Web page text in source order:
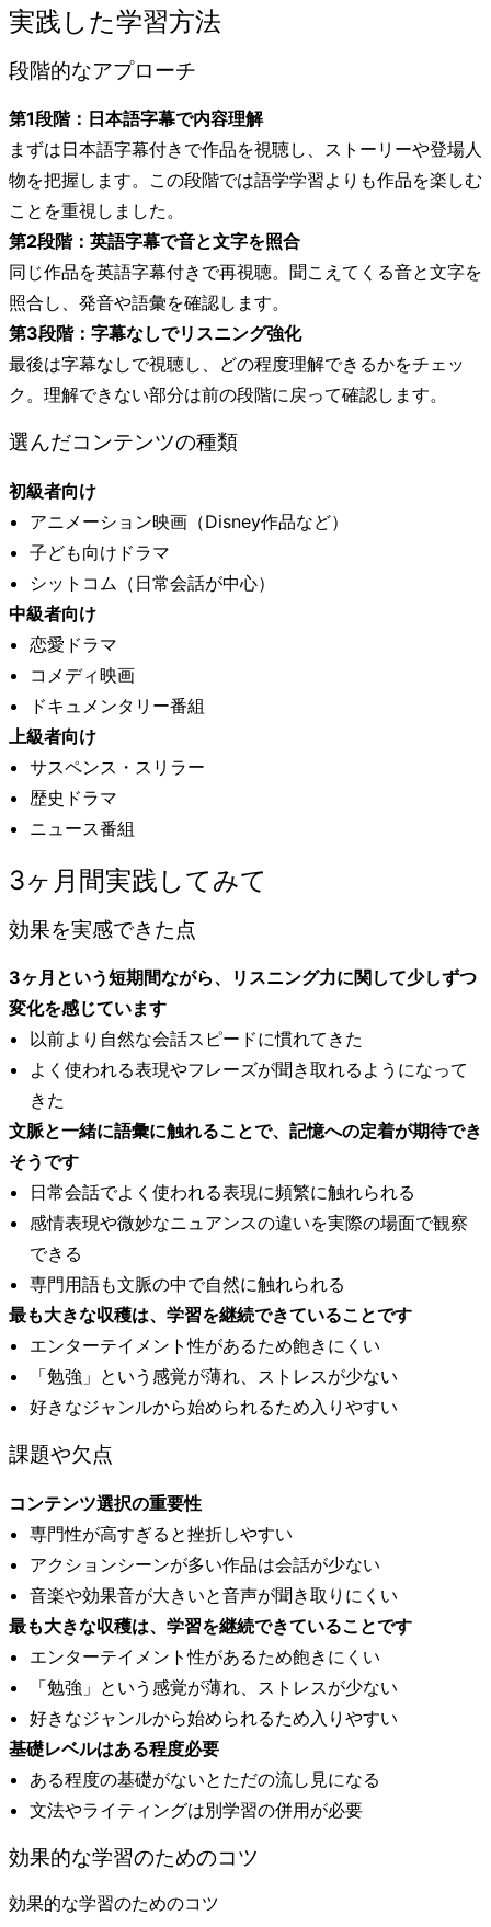
実践した学習方法
段階的なアプローチ
第1段階：日本語字幕で内容理解
まずは日本語字幕付きで作品を視聴し、ストーリーや登場人
物を把握します。この段階では語学学習よりも作品を楽しむ
ことを重視しました。
第2段階：英語字幕で音と文字を照合
同じ作品を英語字幕付きで再視聴。聞こえてくる音と文字を
照合し、発音や語彙を確認します。
第3段階：字幕なしでリスニング強化
最後は字幕なしで視聴し、どの程度理解できるかをチェッ
ク。理解できない部分は前の段階に戻って確認します。
選んだコンテンツの種類
初級者向け
アニメーション映画（Disney作品など）
子ども向けドラマ
シットコム（日常会話が中心）
中級者向け
恋愛ドラマ
コメディ映画
ドキュメンタリー番組
上級者向け
サスペンス・スリラー
歴史ドラマ
ニュース番組
3ヶ月間実践してみて
効果を実感できた点
3ヶ月という短期間ながら、リスニング力に関して少しずつ
変化を感じています
以前より自然な会話スピードに慣れてきた
よく使われる表現やフレーズが聞き取れるようになって
きた
文脈と一緒に語彙に触れることで、記憶への定着が期待でき
そうです
日常会話でよく使われる表現に頻繁に触れられる
感情表現や微妙なニュアンスの違いを実際の場面で観察
できる
専門用語も文脈の中で自然に触れられる
最も大きな収穫は、学習を継続できていることです
エンターテイメント性があるため飽きにくい
「勉強」という感覚が薄れ、ストレスが少ない
好きなジャンルから始められるため入りやすい
課題や欠点
コンテンツ選択の重要性
専門性が高すぎると挫折しやすい
アクションシーンが多い作品は会話が少ない
音楽や効果音が大きいと音声が聞き取りにくい
最も大きな収穫は、学習を継続できていることです
エンターテイメント性があるため飽きにくい
「勉強」という感覚が薄れ、ストレスが少ない
好きなジャンルから始められるため入りやすい
基礎レベルはある程度必要
ある程度の基礎がないとただの流し見になる
文法やライティングは別学習の併用が必要
効果的な学習のためのコツ
効果的な学習のためのコツ